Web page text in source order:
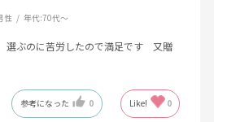
性 年代:70代～
選ぶのに苦労したので満足です 又贈
参考になった 0 Like! 0